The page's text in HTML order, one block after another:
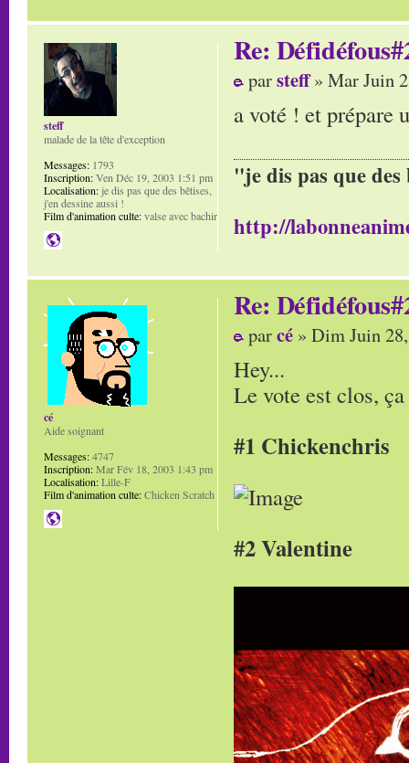
Re:
parsteff» Mar Juin
a voté ! et prépare
"je dis pas que
http://
steff
malade de la tête d'exception
Messages: 1793
Inscription:Ven Déc 19, 2003 1:51 pm
Localisation:je dis pas que des bêtises,
j'en dessine aussi !
Film d'animation culte:valse avec bachir
Re:
parcé » Dim Juin
Hey...
Le vote est clos,
#1 Chickenchris
#2 Valentine
cé
Aide soignant
Messages:4747
Inscription:Mar Fév 18, 2003 1:43 pm
Localisation:Lille-F
Film d'animation culte:Chicken Scratch